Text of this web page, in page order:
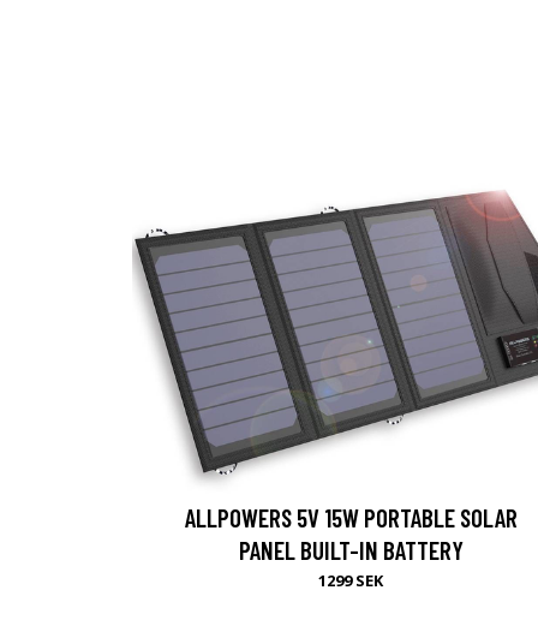
ALLPOWERS 5V 15W PORTABLE SOLAR
PANEL BUILT-IN BATTERY
1299 SEK